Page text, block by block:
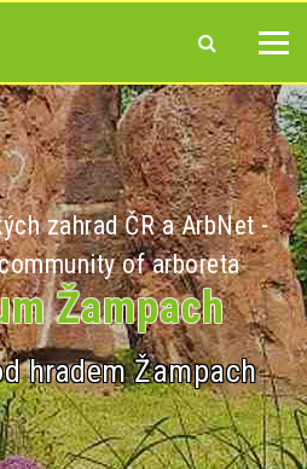
zahrad ČR a ArbNet -
of arboreta
Žampach
hradem Žampach